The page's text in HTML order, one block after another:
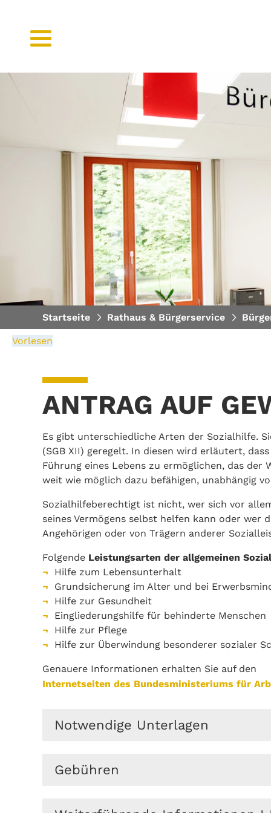
Startseite Rathaus & Bürgerservice
Vorlesen
ANTRAG AUF
Es gibt unterschiedliche Arten der Sozialhilfe.
(SGB XII) geregelt. In diesen wird erläutert,
Führung eines Lebens zu ermöglichen, das der
weit wie möglich dazu befähigen, unabhängig
Sozialhilfeberechtigt ist nicht, wer sich vor
seines Vermögens selbst helfen kann oder wer
Angehörigen oder von Trägern anderer
Folgende Leistungsarten der allgemeinen
Hilfe zum Lebensunterhalt
Grundsicherung im Alter und bei
Hilfe zur Gesundheit
Eingliederungshilfe für behinderte Menschen
Hilfe zur Pflege
Hilfe zur Überwindung besonderer sozialer
Genauere Informationen erhalten Sie auf den
Internetseiten des Bundesministeriums für
Notwendige Unterlagen
Oder-Spree oder zum Download
Landkreis Oder-Spree
Gebühren